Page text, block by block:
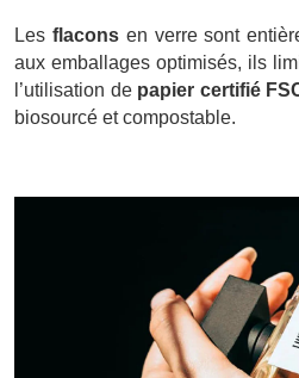
Les flaconsen verre sont
aux emballages optimisés, ils
l’utilisation de papier certifié
biosourcé et compostable.